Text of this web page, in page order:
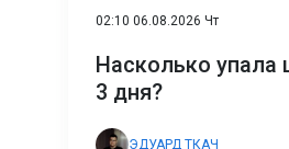
02:10 06.08.2026 Чт
Насколько упала
3 дня?
ЭДУАРД ТКАЧ